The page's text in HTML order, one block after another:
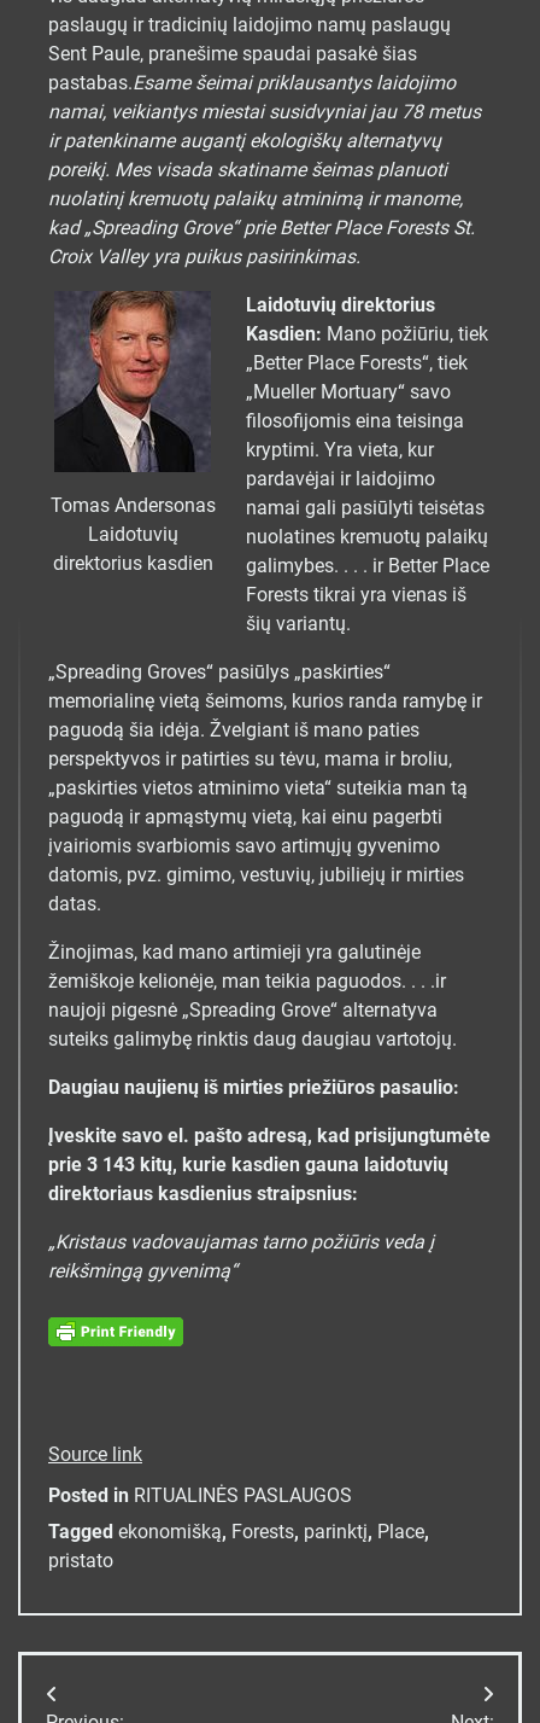
paslaugų ir tradicinių laidojimo namų paslaugų
Sent Paule, pranešime spaudai pasakė šias
pastabas.Esame šeimai priklausantys laidojimo
namai, veikiantys miestai susidvyniaijau 78 metus
ir patenkiname augantį ekologiškų alternatyvų
poreikį. Mes visada skatiname šeimas planuoti
nuolatinį kremuotų palaikų atminimą ir manome,
kad „Spreading Grove“ prie Better Place Forests St.
Croix Valley yra puikus pasirinkimas.
Tomas Andersonas
Laidotuvių
direktorius kasdien
Laidotuvių direktorius
Kasdien: Mano požiūriu, tiek
„Better Place Forests“, tiek
„Mueller Mortuary“ savo
filosofijomis eina teisinga
kryptimi. Yra vieta, kur
pardavėjai ir laidojimo
namai gali pasiūlyti teisėtas
nuolatines kremuotų palaikų
galimybes. . . . ir Better Place
Forests tikrai yra vienas iš
šių variantų.
„Spreading Groves“ pasiūlys „paskirties“
memorialinę vietą šeimoms, kurios randa ramybę ir
paguodą šia idėja. Žvelgiant iš mano paties
perspektyvos ir patirties su tėvu, mama ir broliu,
„paskirties vietos atminimo vieta“ suteikia man tą
paguodą ir apmąstymų vietą, kai einu pagerbti
įvairiomis svarbiomis savo artimųjų gyvenimo
datomis, pvz. gimimo, vestuvių, jubiliejų ir mirties
datas.
Žinojimas, kad mano artimieji yra galutinėje
žemiškoje kelionėje, man teikia paguodos. . . .ir
naujoji pigesnė „Spreading Grove“ alternatyva
suteiks galimybę rinktis daug daugiau vartotojų.
Daugiau naujienų iš mirties priežiūros pasaulio:
Įveskite savo el. pašto adresą, kad prisijungtumėte
prie 3 143 kitų, kurie kasdien gauna laidotuvių
direktoriaus kasdienius straipsnius:
„Kristaus vadovaujamas tarno požiūris veda į
reikšmingą gyvenimą“
Source link
Posted in RITUALINĖS PASLAUGOS
Tagged ekonomišką, Forests, parinktį, Place,
pristato
Navigacija